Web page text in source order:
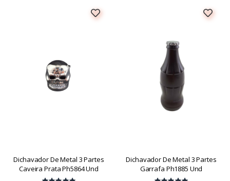
Dichavador De Metal 3 Partes
Caveira Prata Ph5864 Und
Dichavador De Metal 3 Partes
Garrafa Ph1885 Und